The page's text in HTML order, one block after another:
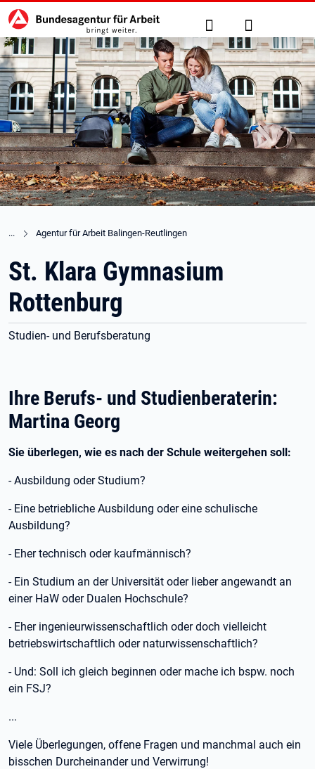
zu den Hauptinhalten springen
Hauptnavigation Suche Anmelden
Agentur für Arbeit Balingen-Reutlingen
St. Klara Gymnasium
Rottenburg
Studien- und Berufsberatung
Ihre Berufs- und Studienberaterin:
Martina Georg
Sie überlegen, wie es nach der Schule weitergehen soll:
- Ausbildung oder Studium?
- Eine betriebliche Ausbildung oder eine schulische
Ausbildung?
- Eher technisch oder kaufmännisch?
- Ein Studium an der Universität oder lieber angewandt an
einer HaW oder Dualen Hochschule?
- Eher ingenieurwissenschaftlich oder doch vielleicht
betriebswirtschaftlich oder naturwissenschaftlich?
- Und: Soll ich gleich beginnen oder mache ich bspw. noch
ein FSJ?
...
Viele Überlegungen, offene Fragen und manchmal auch ein
bisschen Durcheinander und Verwirrung!